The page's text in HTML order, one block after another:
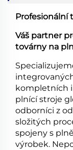
Profesionální
Váš partner
továrny na
kompletních
plnící stroje
odborníci z
složitých
spojeny s
výrobek.